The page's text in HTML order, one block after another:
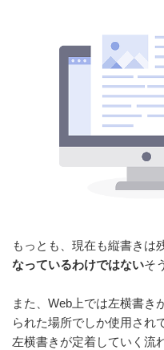
もっとも、現在も縦書きは
なっているわけではないそ
また、Web上では左横書き
られた場所でしか使用され
左横書きが定着していく流